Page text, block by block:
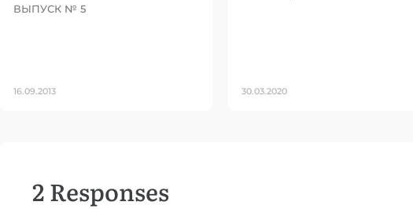
ВЫПУСК № 5
16.09.2013 30.03.2020
2 Responses